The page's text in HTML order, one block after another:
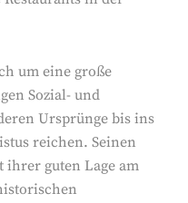
um eine große
Sozial- und
Ursprünge bis ins
reichen. Seinen
ihrer guten Lage am